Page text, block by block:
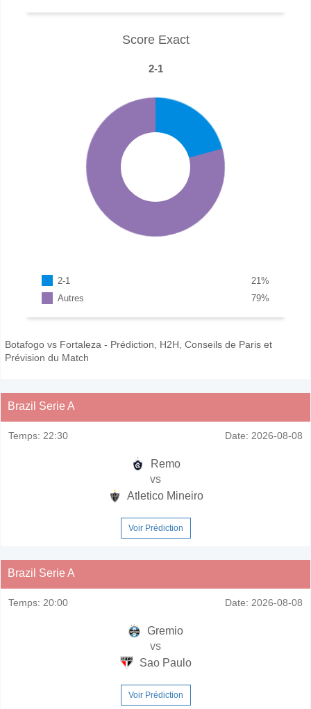
Score Exact
2-1
2-1 %
21
Autres
%
79
Botafogo vs Fortaleza - Prédiction, H2H, Conseils de Paris et
Prévision du Match
Brazil Serie A
Temps: 22:30 Date: 2026-08-08
Remo
vs
Atletico Mineiro
Voir Prédiction
Brazil Serie A
Temps: 20:00 Date: 2026-08-08
Gremio
vs
Sao Paulo
Voir Prédiction